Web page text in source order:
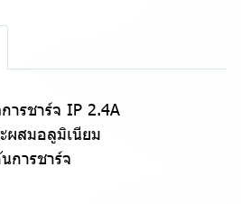
ารชาร์จ IP 2.4A
ผสมอลูมิเนียม
การชาร์จ